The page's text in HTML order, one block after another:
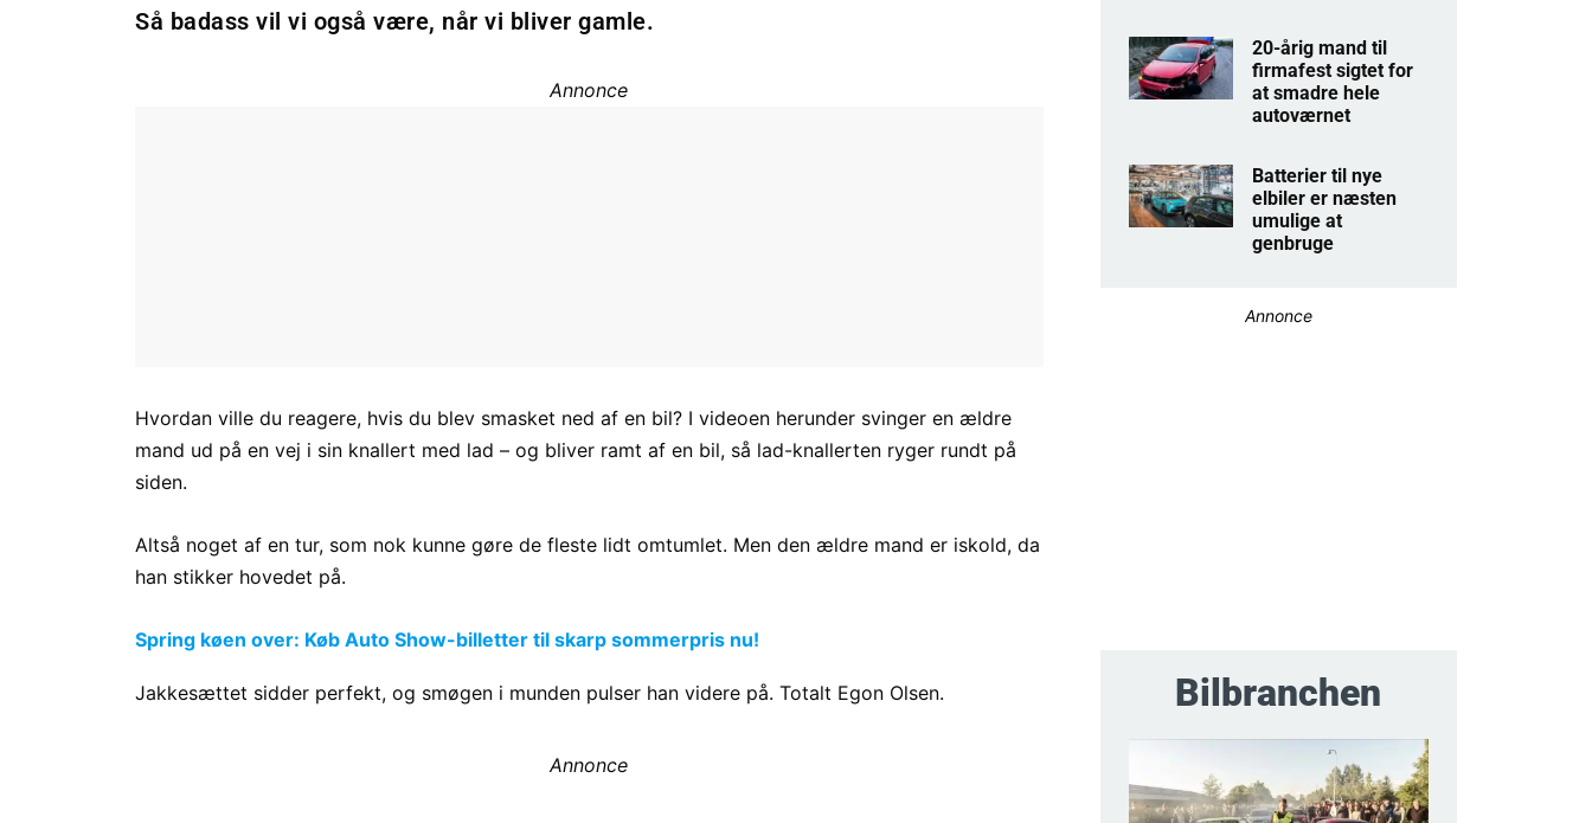
Så badass vil vi også være, når vi bliver gamle.
Annonce
Hvordan ville du reagere, hvis du blev smasket ned af en bil? I videoen herunder svinger en ældre
mand ud på en vej i sin knallert med lad – og bliver ramt af en bil, så lad-knallerten ryger rundt på
siden.
Altså noget af en tur, som nok kunne gøre de fleste lidt omtumlet. Men den ældre mand er iskold, da
han stikker hovedet på.
Spring køen over: Køb Auto Show-billetter til skarp sommerpris nu!
Jakkesættet sidder perfekt, og smøgen i munden pulser han videre på. Totalt Egon Olsen.
Annonce
20-årig mand til
firmafest sigtet for
at smadre hele
autoværnet
Batterier til nye
elbiler er næsten
umulige at
genbruge
Annonce
Bilbranchen